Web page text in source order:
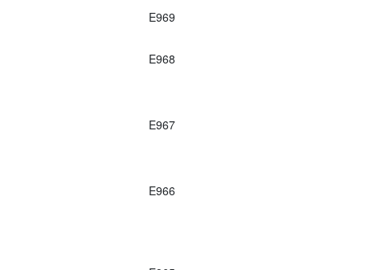
E969
E968
E967
E966